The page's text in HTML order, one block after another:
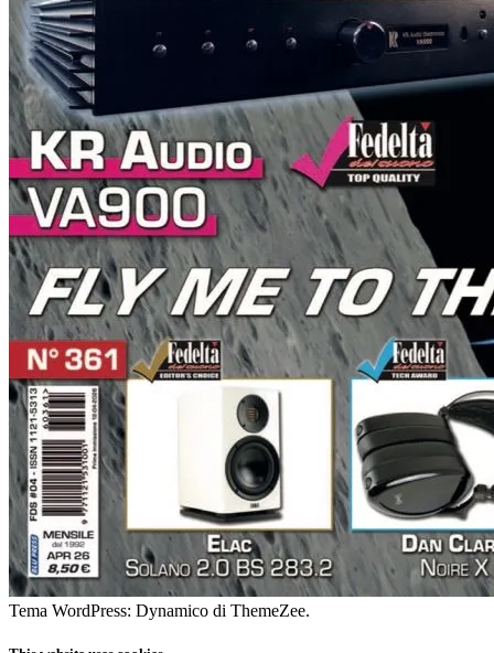
Tema WordPress: Dynamico di ThemeZee.